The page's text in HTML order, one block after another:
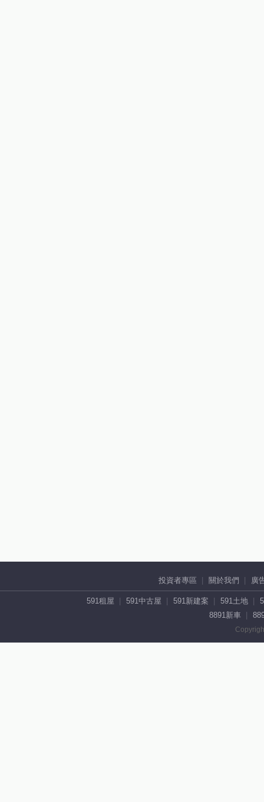
投資者專區 關於我們 廣
591租屋 591中古屋 591新建案 591土地
8891新車